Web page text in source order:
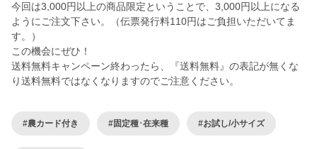
今回は3,000円以上の商品限定ということで、3,000円以上になる
ようにご注文下さい。（伝票発行料110円はご負担いただいてま
す。）
この機会にぜひ！
送料無料キャンペーン終わったら、『送料無料』の表記が無くな
り送料無料ではなくなりますのでご注意ください。
#農カード付き #固定種･在来種 #お試し/小サイズ